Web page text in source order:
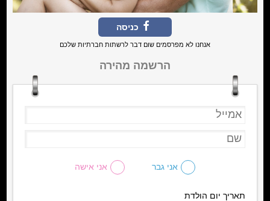
כניסה
אנחנו לא מפרסמים שום דבר לרשתות חברתיות שלכם
הרשמה מהירה
אני גבר אני אישה
תאריך יום הולדת